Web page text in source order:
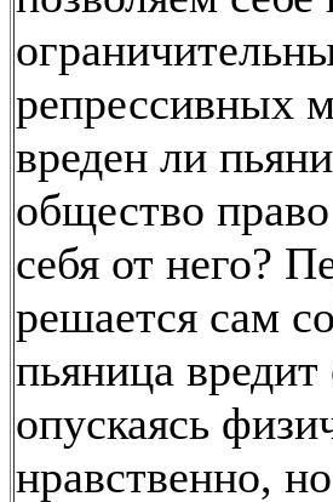
репрессивных
вреден ли
общество
себя от него?
решается сам
пьяница
опускаясь
нравственно,